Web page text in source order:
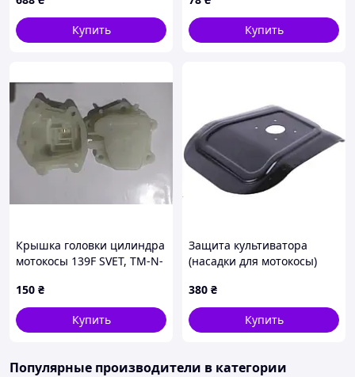
Купить
Купить
Крышка головки цилиндра
мотокосы 139F SVET, TM-N-
150 ₴
Купить
Защита культиватора
(насадки для мотокосы)
380 ₴
Купить
Популярные производители в категории